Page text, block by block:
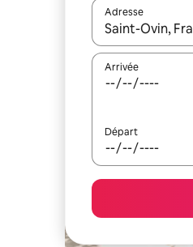
Adresse
Lorsque les
Arrivée
Départ